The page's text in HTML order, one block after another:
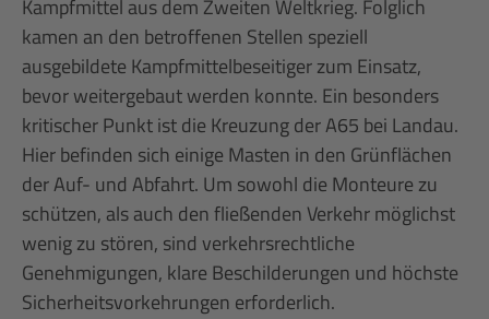
Kampfmittel aus dem Zweiten Weltkrieg. Folglich
kamen an den betroffenen Stellen speziell
ausgebildete Kampfmittelbeseitiger zum Einsatz,
bevor weitergebaut werden konnte. Ein besonders
kritischer Punkt ist die Kreuzung der A65 bei Landau.
Hier befinden sich einige Masten in den Grünflächen
der Auf- und Abfahrt. Um sowohl die Monteure zu
schützen, als auch den fließenden Verkehr möglichst
wenig zu stören, sind verkehrsrechtliche
Genehmigungen, klare Beschilderungen und höchste
Sicherheitsvorkehrungen erforderlich.